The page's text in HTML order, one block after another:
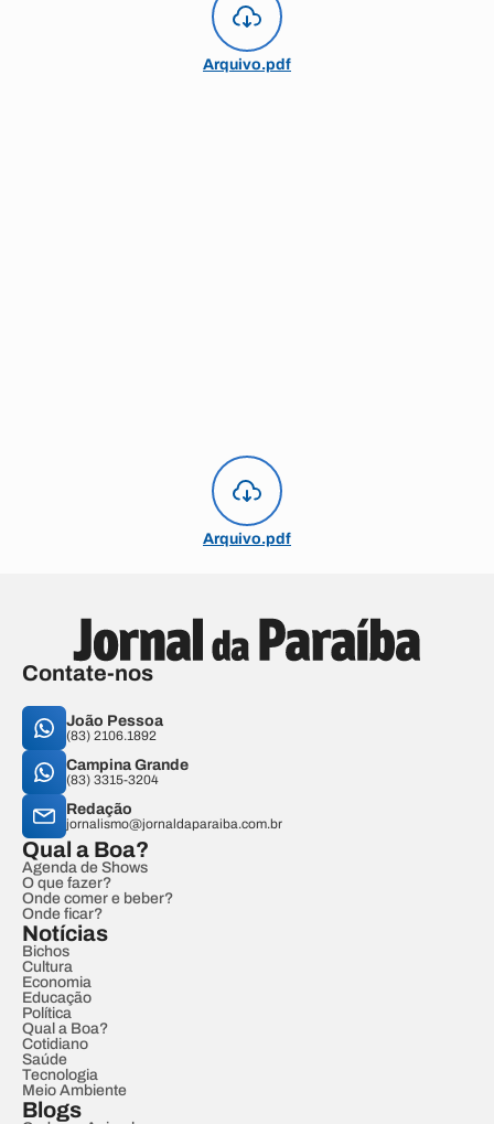
Arquivo.pdf
Arquivo.pdf
Contate-nos
João Pessoa
(83) 2106.1892
Campina Grande
(83) 3315-3204
Redação
jornalismo@jornaldaparaiba.com.br
Qual a Boa?
Agenda de Shows
O que fazer?
Onde comer e beber?
Onde ficar?
Notícias
Bichos
Cultura
Economia
Educação
Política
Qual a Boa?
Cotidiano
Saúde
Tecnologia
Meio Ambiente
Blogs